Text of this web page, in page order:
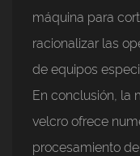
máquina para
racionalizar las
de equipos
En conclusión, la
velcro ofrece
procesamiento